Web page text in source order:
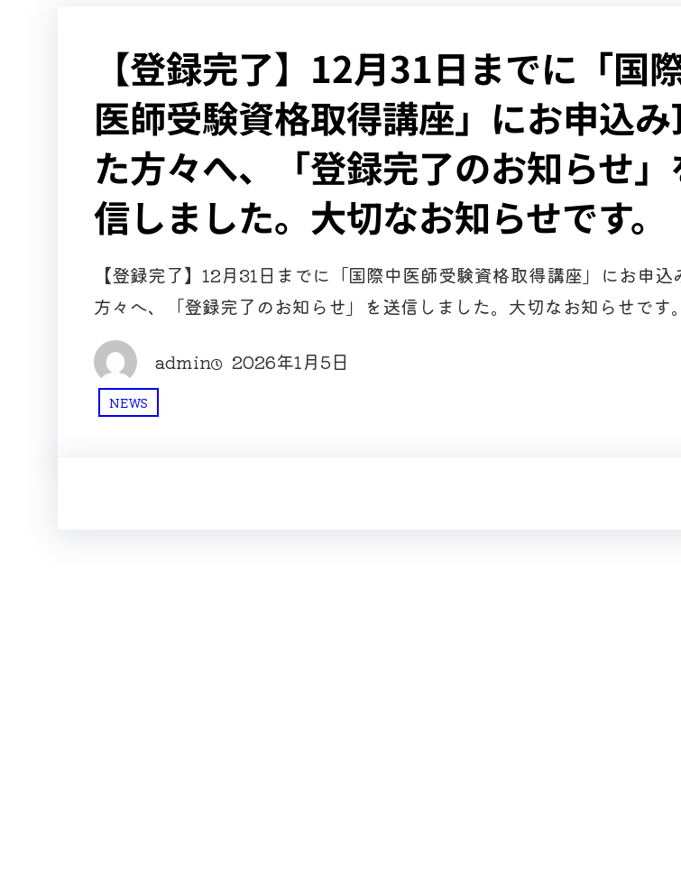
【登録完了】12月31日までに「国
医師受験資格取得講座」にお申込
た方々へ、「登録完了のお知らせ
信しました。大切なお知らせです。
【登録完了】12月31日までに「国際中医師受験資格取得講座」にお申込
方々へ、「登録完了のお知らせ」を送信しました。大切なお知らせです。
admin 2026年1月5日
NEWS